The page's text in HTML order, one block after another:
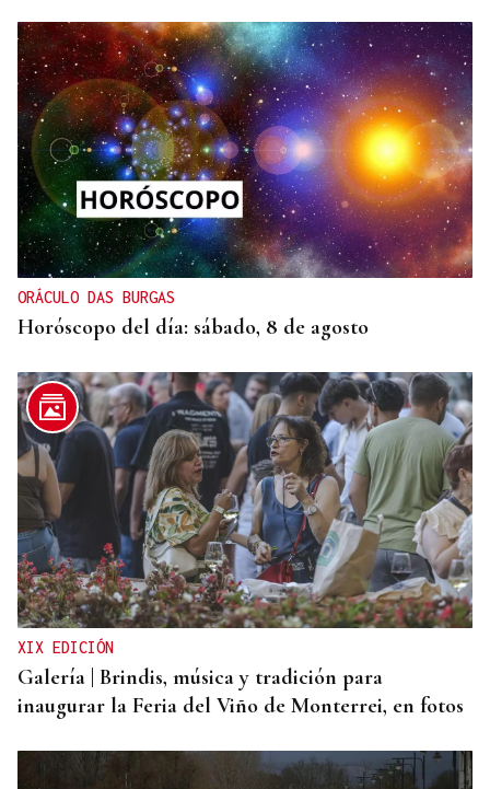
ORÁCULO DAS BURGAS
Horóscopo del día: sábado, 8 de agosto
XIX EDICIÓN
Galería | Brindis, música y tradición para
inaugurar la Feria del Viño de Monterrei, en fotos